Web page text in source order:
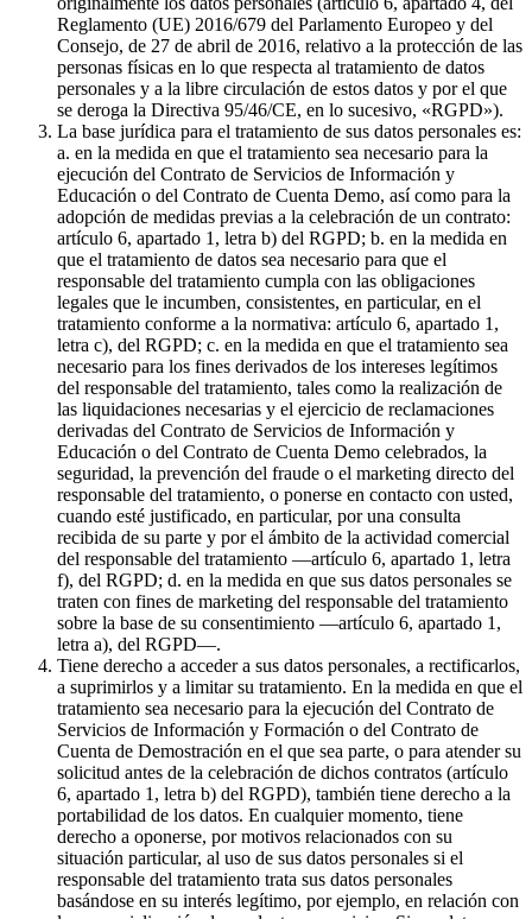
Reglamento (UE) 2016/679 del Parlamento Europeo y del
Consejo, de 27 de abril de 2016, relativo a la protección de las
personas físicas en lo que respecta al tratamiento de datos
personales y a la libre circulación de estos datos y por el que
se deroga la Directiva 95/46/CE, en lo sucesivo, «RGPD»).
La base jurídica para el tratamiento de sus datos personales es:
a. en la medida en que el tratamiento sea necesario para la
ejecución del Contrato de Servicios de Información y
Educación o del Contrato de Cuenta Demo, así como para la
adopción de medidas previas a la celebración de un contrato:
artículo 6, apartado 1, letra b) del RGPD; b. en la medida en
que el tratamiento de datos sea necesario para que el
responsable del tratamiento cumpla con las obligaciones
legales que le incumben, consistentes, en particular, en el
tratamiento conforme a la normativa: artículo 6, apartado 1,
letra c), del RGPD; c. en la medida en que el tratamiento sea
necesario para los fines derivados de los intereses legítimos
del responsable del tratamiento, tales como la realización de
las liquidaciones necesarias y el ejercicio de reclamaciones
derivadas del Contrato de Servicios de Información y
Educación o del Contrato de Cuenta Demo celebrados, la
seguridad, la prevención del fraude o el marketing directo del
responsable del tratamiento, o ponerse en contacto con usted,
cuando esté justificado, en particular, por una consulta
recibida de su parte y por el ámbito de la actividad comercial
del responsable del tratamiento —artículo 6, apartado 1, letra
f), del RGPD; d. en la medida en que sus datos personales se
traten con fines de marketing del responsable del tratamiento
sobre la base de su consentimiento —artículo 6, apartado 1,
letra a), del RGPD—.
Tiene derecho a acceder a sus datos personales, a rectificarlos,
a suprimirlos y a limitar su tratamiento. En la medida en que el
tratamiento sea necesario para la ejecución del Contrato de
Servicios de Información y Formación o del Contrato de
Cuenta de Demostración en el que sea parte, o para atender su
solicitud antes de la celebración de dichos contratos (artículo
6, apartado 1, letra b) del RGPD), también tiene derecho a la
portabilidad de los datos. En cualquier momento, tiene
derecho a oponerse, por motivos relacionados con su
situación particular, al uso de sus datos personales si el
responsable del tratamiento trata sus datos personales
basándose en su interés legítimo, por ejemplo, en relación con